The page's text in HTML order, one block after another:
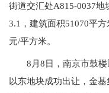
街道交汇处A815-0037地
3.1，建筑面积51070平
元/平方米。
8月8日，南京市鼓楼
以东地块成功出让，金